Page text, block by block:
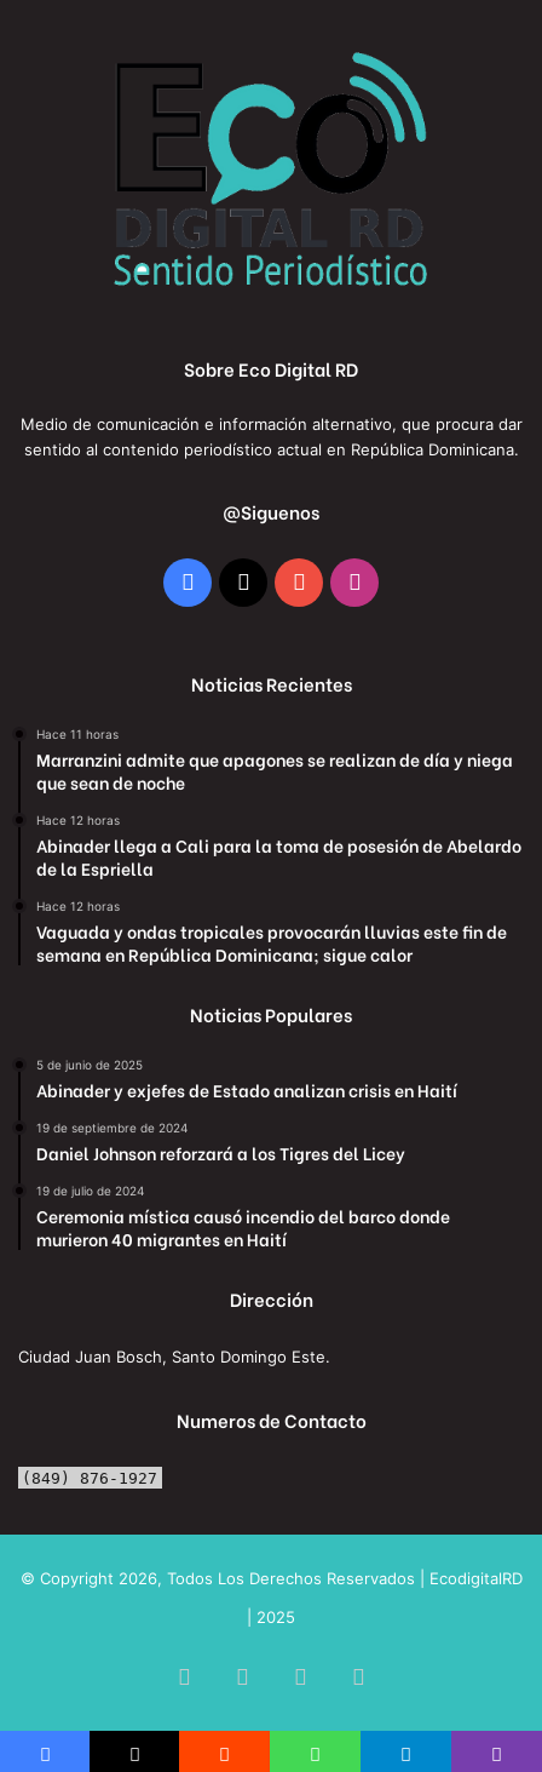
Sobre Eco Digital RD
Medio de comunicación e información alternativo, que procura dar
sentido al contenido periodístico actual en República Dominicana.
@Siguenos
Facebook
X YouTubeInstagram
Noticias Recientes
Hace 11 horas
Marranzini admite que apagones se realizan de día y niega
que sean de noche
Hace 12 horas
Abinader llega a Cali para la toma de posesión de Abelardo
de la Espriella
Hace 12 horas
Vaguada y ondas tropicales provocarán lluvias este fin de
semana en República Dominicana; sigue calor
Noticias Populares
5 de junio de 2025
Abinader y exjefes de Estado analizan crisis en Haití
19 de septiembre de 2024
Daniel Johnson reforzará a los Tigres del Licey
19 de julio de 2024
Ceremonia mística causó incendio del barco donde
murieron 40 migrantes en Haití
Dirección
Ciudad Juan Bosch, Santo Domingo Este.
Numeros de Contacto
(849) 876-1927
© Copyright 2026, Todos Los Derechos Reservados | EcodigitalRD
| 2025
Facebook YouTube